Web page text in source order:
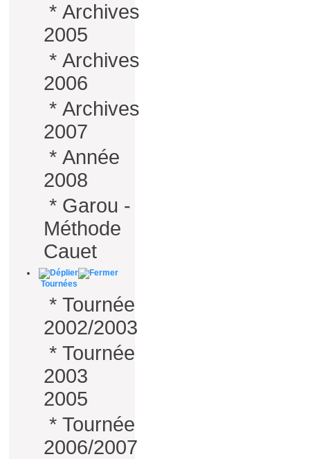
* Archives
2005
* Archives
2006
* Archives
2007
* Année
2008
* Garou -
Méthode
Cauet
Tournées
* Tournée
2002/2003
* Tournée
2003
2005
* Tournée
2006/2007